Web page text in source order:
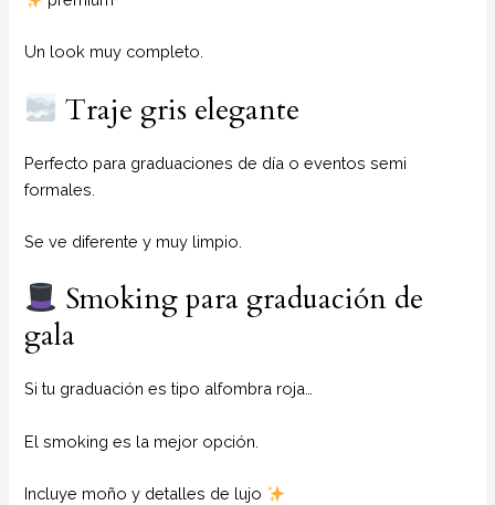
Un look muy completo.
Traje gris elegante
Perfecto para graduaciones de día o eventos semi
formales.
Se ve diferente y muy limpio.
Smoking para graduación de
gala
Si tu graduación es tipo alfombra roja…
El smoking es la mejor opción.
Incluye moño y detalles de lujo